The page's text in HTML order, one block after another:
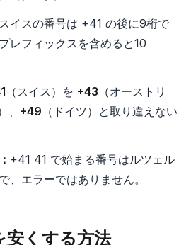
スイスの番号は +41 の後に9桁で
レフィックスを含めると10
（スイス）を +43 （オーストリ
、 +49 （ドイツ）と取り違えない
+41 41 で始まる番号はルツェル
、エラーではありません。
安くする方法